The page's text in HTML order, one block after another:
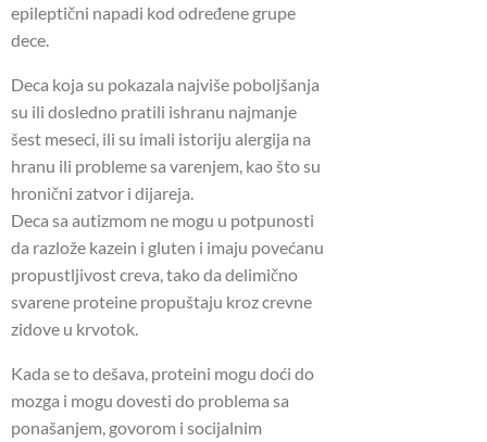
epileptični napadi kod određene grupe
dece.
Deca koja su pokazala najviše poboljšanja
su ili dosledno pratili ishranu najmanje
šest meseci, ili su imali istoriju alergija na
hranu ili probleme sa varenjem, kao što su
hronični zatvor i dijareja.
Deca sa autizmom ne mogu u potpunosti
da razlože kazein i gluten i imaju povećanu
propustljivost creva, tako da delimično
svarene proteine propuštaju kroz crevne
zidove u krvotok.
Kada se to dešava, proteini mogu doći do
mozga i mogu dovesti do problema sa
ponašanjem, govorom i socijalnim